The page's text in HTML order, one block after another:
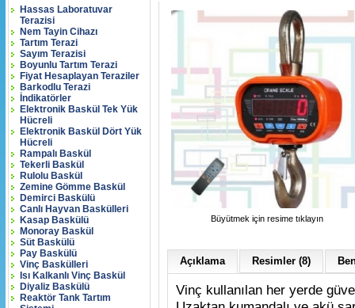
Hassas Laboratuvar
Terazisi
Nem Tayin Cihazı
Tartım Terazi
Sayım Terazisi
Boyunlu Tartım Terazi
Fiyat Hesaplayan Teraziler
Barkodlu Terazi
İndikatörler
Elektronik Baskül Tek Yük
Hücreli
Elektronik Baskül Dört Yük
Hücreli
Rampalı Baskül
Tekerli Baskül
Rulolu Baskül
Zemine Gömme Baskül
Demirci Baskülü
Canlı Hayvan Baskülleri
Kasap Baskülü
Monoray Baskül
Süt Baskülü
Pay Baskülü
Vinç Baskülleri
Isı Kalkanlı Vinç Baskül
Diyaliz Baskülü
Reaktör Tank Tartım
Büyütmek için resime tıklayın
Açıklama Resimler (8)
Vinç kullanılan her yerde